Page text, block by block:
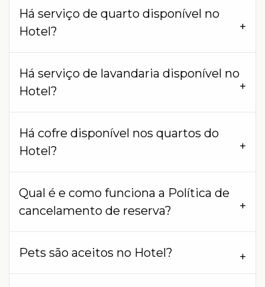
Há serviço de quarto disponível no
Hotel?
Há serviço de lavandaria disponível no
Hotel?
Há cofre disponível nos quartos do
Hotel?
Qual é e como funciona a Política de
cancelamento de reserva?
Pets são aceitos no Hotel?